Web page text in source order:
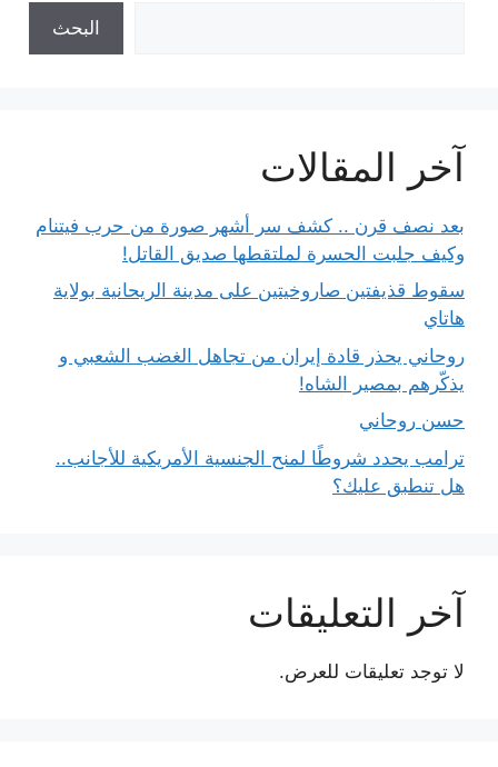
البحث
آخر المقالات
بعد نصف قرن .. كشف سر أشهر صورة من حرب فيتنام
وكيف جلبت الحسرة لملتقطها صديق القاتل!
سقوط قذيفتين صاروخيتين على مدينة الريحانية بولاية
هاتاي
روحاني يحذر قادة إيران من تجاهل الغضب الشعبي و
يذكّرهم بمصير الشاه!
حسن روحاني
ترامب يحدد شروطًا لمنح الجنسية الأمريكية للأجانب..
هل تنطبق عليك؟
آخر التعليقات
لا توجد تعليقات للعرض.